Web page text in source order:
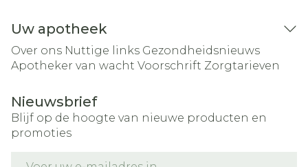
Uw apotheek
Over ons Nuttige links Gezondheidsnieuws
Apotheker van wacht Voorschrift Zorgtarieven
Nieuwsbrief
Blijf op de hoogte van nieuwe producten en
promoties